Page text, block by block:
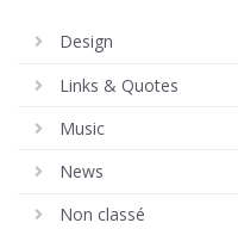
Design
Links & Quotes
Music
News
Non classé